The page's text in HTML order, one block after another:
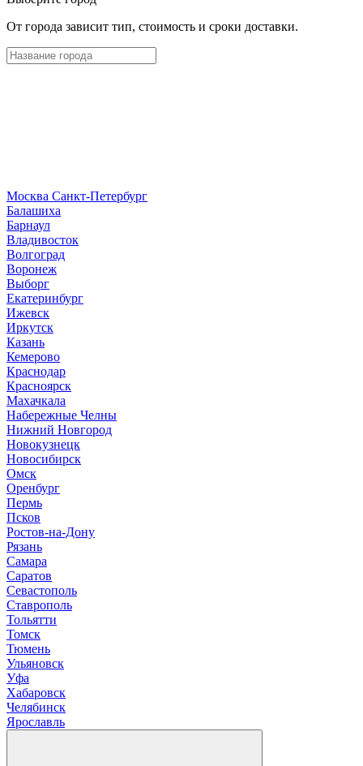
От города зависит тип, стоимость и сроки доставки.
Москва Санкт-Петербург
Балашиха
Барнаул
Владивосток
Волгоград
Воронеж
Выборг
Екатеринбург
Ижевск
Иркутск
Казань
Кемерово
Краснодар
Красноярск
Махачкала
Набережные Челны
Нижний Новгород
Новокузнецк
Новосибирск
Омск
Оренбург
Пермь
Псков
Ростов-на-Дону
Рязань
Самара
Саратов
Севастополь
Ставрополь
Тольятти
Томск
Тюмень
Ульяновск
Уфа
Хабаровск
Челябинск
Ярославль